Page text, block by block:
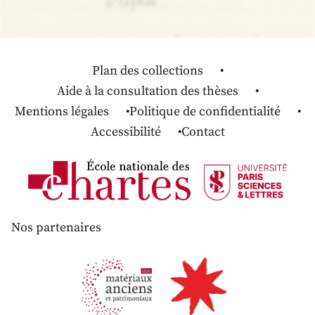
Plan des collections
Aide à la consultation des thèses
Mentions légales
Politique de confidentialité
Accessibilité
Contact
Nos partenaires